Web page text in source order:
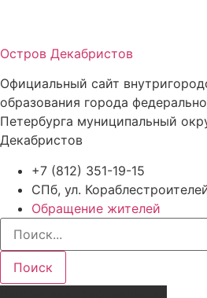
Остров Декабристов
Официальный сайт
образования города
Петербурга муниципальный
Декабристов
+7 (812) 351-19-15
СПб, ул.
Обращение жителей
Поиск